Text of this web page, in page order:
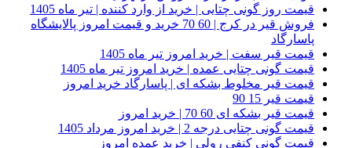
قیمت روز گونی چتایی | خرید از وارد کننده | تیر ماه 1405
فروش قیر در کرج | 60 70 خرید و قیمت امروز پالایشگاه
پاسارگاد
قیمت قیر سفت | خرید امروز تیر ماه 1405
قیمت گونی چتایی عمده | خرید امروز تیر ماه 1405
قیمت قیر مخلوط بشکه ای | پاسارگاد خرید امروز
قیمت قیر 15 90
قیمت قیر بشکه ای 60 70 | خرید امروز
قیمت گونی چتایی درجه 2 | خرید امروز مرداد 1405
قیمت گونی کنفی رولی | خرید عمده امروز